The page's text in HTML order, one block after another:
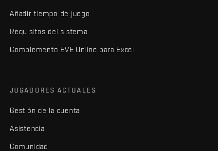
Añadir tiempo de juego
Requisitos del sistema
Complemento EVE Online para Excel
JUGADORES ACTUALES
Gestión de la cuenta
Asistencia
Comunidad